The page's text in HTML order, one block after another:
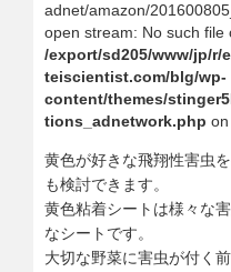
adnet/amazon/
open stream: No such file
/export/sd205/www/jp/r/
teiscientist.com/blg/wp-
content/themes/
tions_adnetwork.php
黄色が好きな飛翔性害虫
も検討できます。
黄色粘着シートは様々な
なシートです。
大切な野菜に害虫が付く